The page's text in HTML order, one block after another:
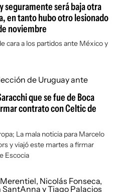
seguramente será baja otra
en tanto hubo otro lesionado
noviembre
cara a los partidos ante México y
que se fue de Boca
contrato con Celtic de
La mala noticia para Marcelo
y viajó este martes a firmar
Escocia